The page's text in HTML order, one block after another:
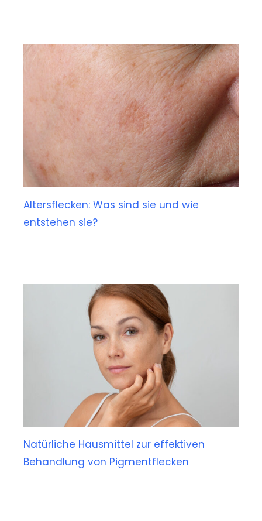
Altersflecken: Was sind sie und wie
entstehen sie?
Natürliche Hausmittel zur effektiven
Behandlung von Pigmentflecken